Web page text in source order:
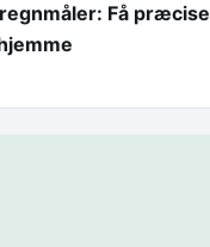
Få præcise